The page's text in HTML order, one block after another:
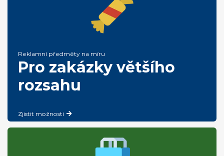
Reklamní předměty na míru
Pro zakázky většího
rozsahu
Zjistit možnosti